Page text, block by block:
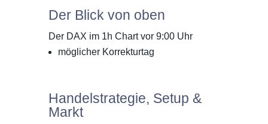
Der Blick von oben
Der DAX im 1h Chart vor 9:00 Uhr
möglicher Korrekturtag
Handelstrategie, Setup &
Markt